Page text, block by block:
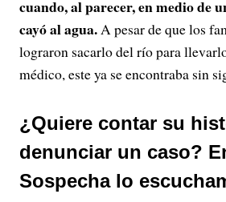
cuando, al parecer, en medio de
cayó al agua.A pesar de que los
lograron sacarlo del río para
médico, este ya se encontraba sin
¿Quiere contar su
denunciar un caso?
Sospecha lo